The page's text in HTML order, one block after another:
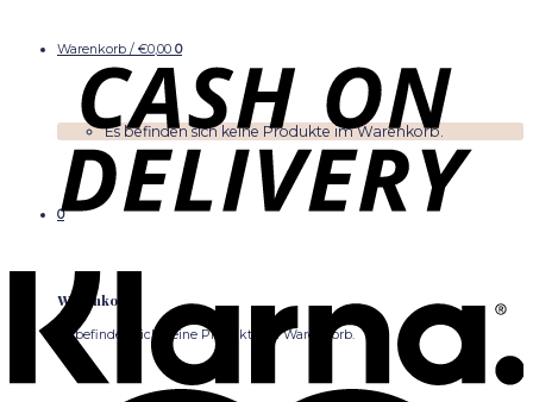
Warenkorb / €0,00 0
Es befinden sich keine Produkte im Warenkorb.
0
Warenkorb
Es befinden sich keine Produkte im Warenkorb.